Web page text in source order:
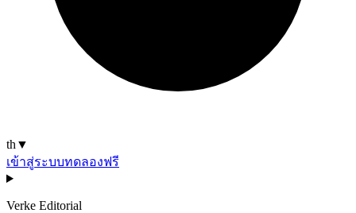
th ▼
เข้าสู่ระบบทดลองฟรี
Verke Editorial